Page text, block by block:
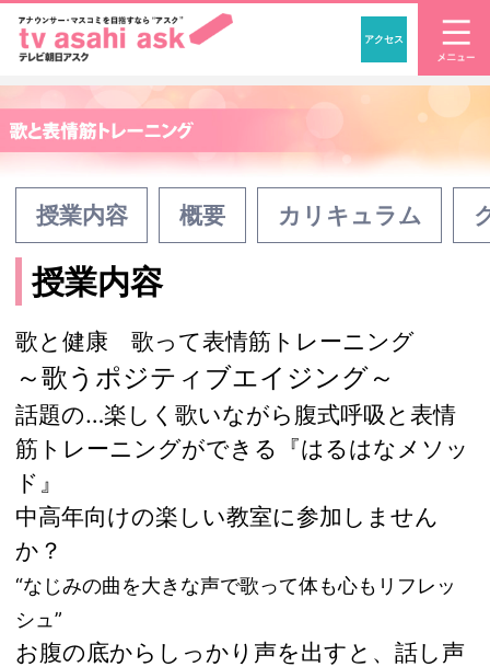
「アナウンサー・マス
アクセス
授業内容 概要 カリキュラム
授業内容
歌と健康 歌って表情筋トレーニング
～歌うポジティブエイジング～
話題の…楽しく歌いながら腹式呼吸と表情
筋トレーニングができる『はるはなメソッ
ド』
中高年向けの楽しい教室に参加しません
か？
“なじみの曲を大きな声で歌って体も心もリフレッ
シュ”
お腹の底からしっかり声を出すと、話し声